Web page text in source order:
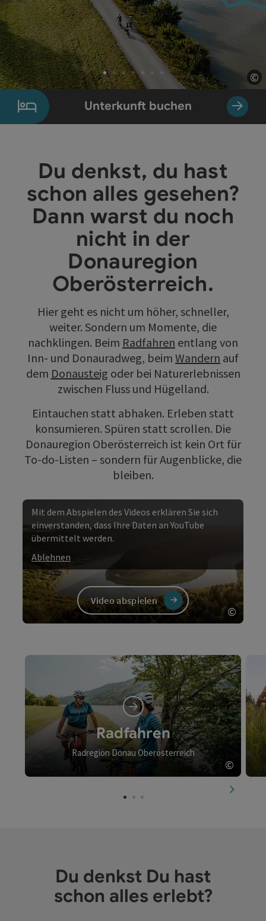
©
Element 1 von 7
Unterkunft buchen
Du denkst, du hast
schon alles gesehen?
Dann warst du noch
nicht in der
Donauregion
Oberösterreich.
Hier geht es nicht um höher, schneller,
weiter. Sondern um Momente, die
nachklingen. Beim Radfahren entlang von
Inn- und Donauradweg, beim Wandern auf
dem Donausteig oder bei Naturerlebnissen
zwischen Fluss und Hügelland.
Eintauchen statt abhaken. Erleben statt
konsumieren. Spüren statt scrollen. Die
Donauregion Oberösterreich ist kein Ort für
To-do-Listen – sondern für Augenblicke, die
bleiben.
©
Video abspielen
Mit dem Abspielen des Videos erklären Sie sich
einverstanden, dass Ihre Daten an YouTube
übermittelt werden.
Ablehnen
Radfahren
Radregion Donau Oberösterreich
©
Du denkst Du hast
schon alles erlebt?